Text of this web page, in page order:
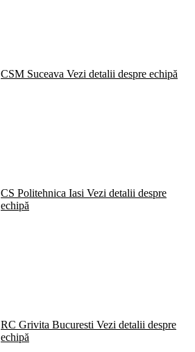
CSM Suceava Vezi detalii despre echipă
CS Politehnica Iasi Vezi detalii despre
echipă
RC Grivita Bucuresti Vezi detalii despre
echipă